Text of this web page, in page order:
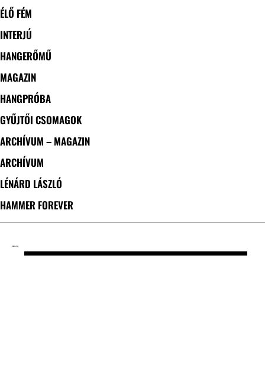
ÉLŐ FÉM
INTERJÚ
HANGERŐMŰ
MAGAZIN
HANGPRÓBA
GYŰJTŐI CSOMAGOK
ARCHÍVUM – MAGAZIN
ARCHÍVUM
LÉNÁRD LÁSZLÓ
HAMMER FOREVER